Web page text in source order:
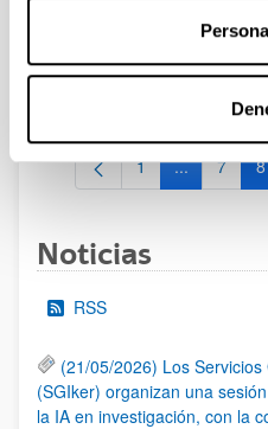
que requiera firma del
/TC2 (Apartado 5 de la
por cada empresa”): 2 de
Página
1 ...PáginasPágina
7 8
Noticias
RSS
(21/05/2026) Los
(SGIker) organizan una
la IA en investigación, con la